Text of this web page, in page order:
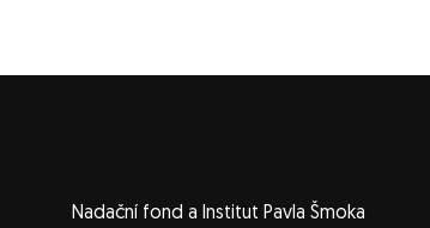
Nadační fond a Institut Pavla Šmoka